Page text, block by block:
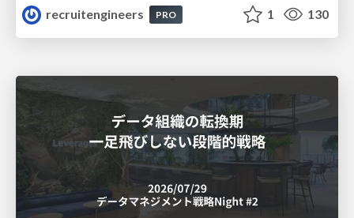
recruitengineers
PRO 1 130